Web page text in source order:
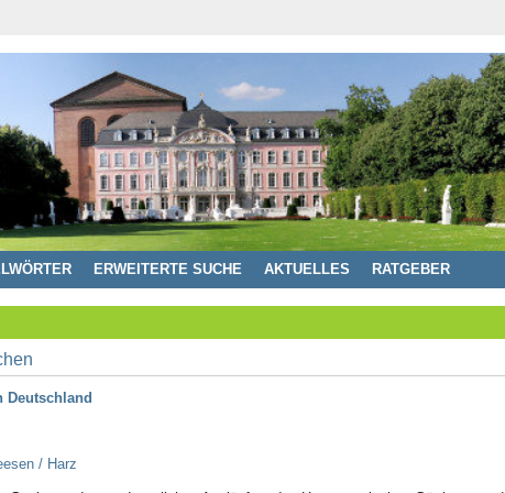
ERWEITERTE SUCHE AKTUELLES RATGEBER
Deutschland
/ Harz